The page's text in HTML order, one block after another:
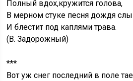
Полный вдох,кружится голова,
В мерном стуке песня дождя
И блестит под каплями трава.
(В. Задорожный)
***
Вот уж снег последний в поле